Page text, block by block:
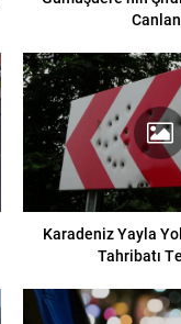
Karadeniz Yayla
Tahribatı